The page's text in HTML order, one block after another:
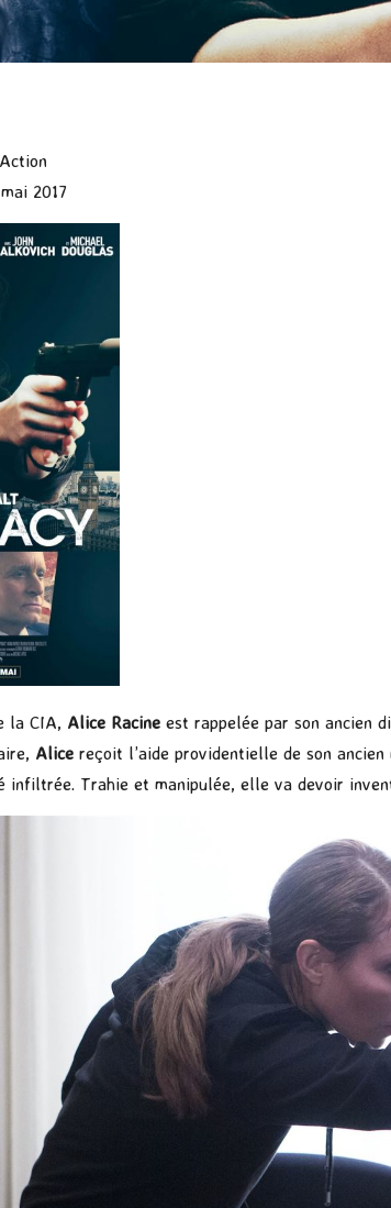
2017
la CIA, Alice Racine est rappelée par son ancien
Alice reçoit l’aide providentielle de son ancien
infiltrée. Trahie et manipulée, elle va devoir